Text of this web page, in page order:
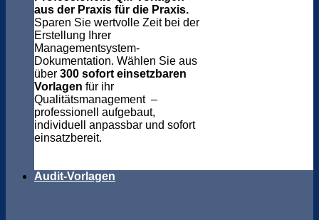
aus der Praxis für die Praxis.
Sparen Sie wertvolle Zeit bei der
Erstellung Ihrer
Managementsystem-
Dokumentation. Wählen Sie aus
über 300 sofort einsetzbaren
Vorlagen für ihr
Qualitätsmanagement –
professionell aufgebaut,
individuell anpassbar und sofort
einsatzbereit.
Audit-Vorlagen